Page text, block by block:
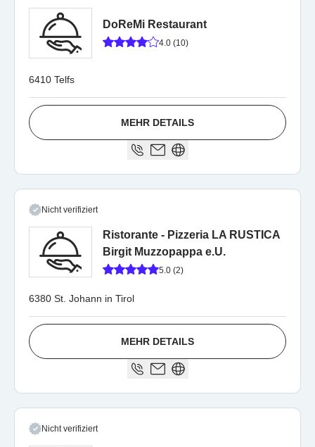
DoReMi Restaurant
4.0 (10)
6410 Telfs
MEHR DETAILS
Nicht verifiziert
Ristorante - Pizzeria LA RUSTICA
Birgit Muzzopappa e.U.
5.0 (2)
6380 St. Johann in Tirol
MEHR DETAILS
Nicht verifiziert